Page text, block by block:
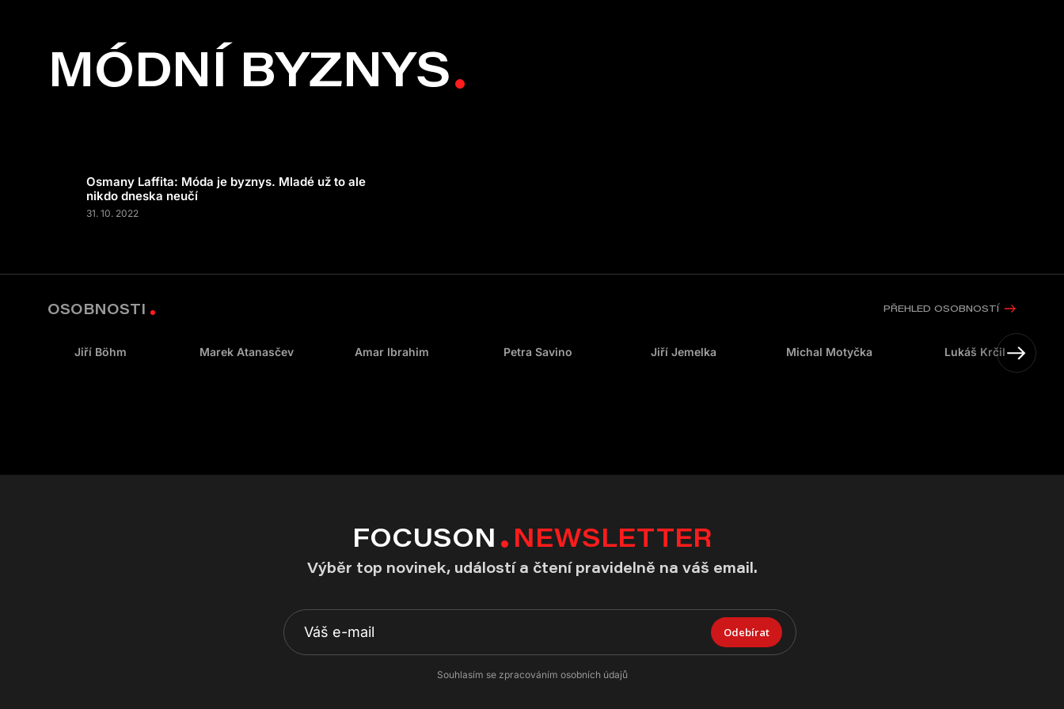
MÓDNÍ BYZNYS
Osmany Laffita: Móda je byznys. Mladé už to ale
nikdo dneska neučí
31. 10. 2022
OSOBNOSTI PŘEHLED OSOBNOSTÍ
Jiří Böhm Marek Atanasčev Amar Ibrahim Petra Savino Jiří Jemelka Michal Motyčka Lukáš Krčil
FOCUSON NEWSLETTER
Výběr top novinek, událostí a čtení pravidelně na váš email.
Odebírat
Souhlasím se zpracováním osobních údajů